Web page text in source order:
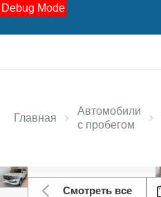
Debug Mode
Главная
Автомобили
с пробегом
Смотреть все